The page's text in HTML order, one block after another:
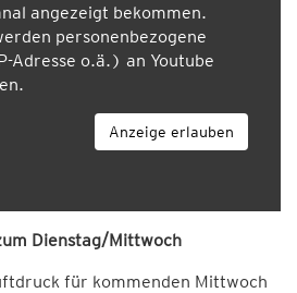
angezeigt bekommen.
personenbezogene
Adresse o.ä.) an Youtube
Anzeige erlauben
Dienstag/Mittwoch
für kommenden Mittwoch